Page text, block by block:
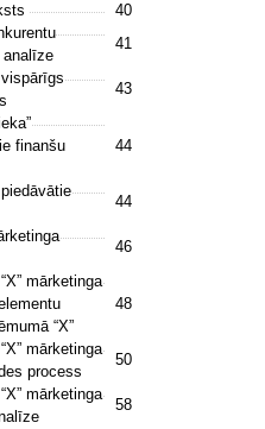
40
analīze
41
43
finanšu
44
44
46
mārketinga
“X”
48
mārketinga
process
50
mārketinga
58